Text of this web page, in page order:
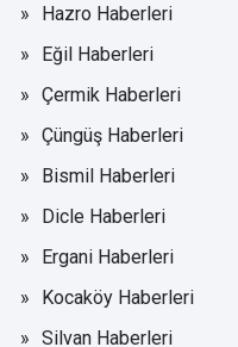
Hazro Haberleri
Eğil Haberleri
Çermik Haberleri
Çüngüş Haberleri
Bismil Haberleri
Dicle Haberleri
Ergani Haberleri
Kocaköy Haberleri
Silvan Haberleri